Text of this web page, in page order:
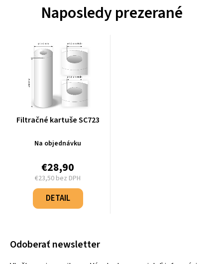
Naposledy prezerané
Filtračné kartuše SC723
Na objednávku
€28,90
€23,50 bez DPH
Jednotková
cena:
DETAIL
Odoberať newsletter